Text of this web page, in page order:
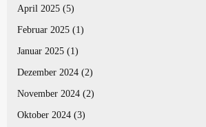
April 2025 (5)
Februar 2025 (1)
Januar 2025 (1)
Dezember 2024 (2)
November 2024 (2)
Oktober 2024 (3)